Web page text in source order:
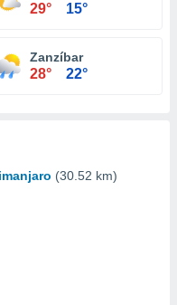
29° 15°
Zanzíbar
28° 22°
(30.52 km)